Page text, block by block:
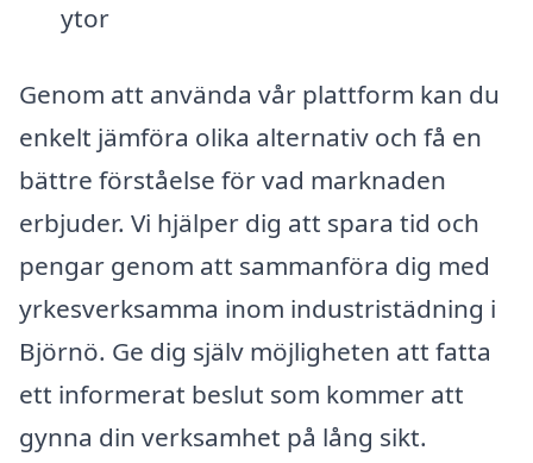
ytor
Genom att använda vår plattform kan du
enkelt jämföra olika alternativ och få en
bättre förståelse för vad marknaden
erbjuder. Vi hjälper dig att spara tid och
pengar genom att sammanföra dig med
yrkesverksamma inom industristädning i
Björnö. Ge dig själv möjligheten att fatta
ett informerat beslut som kommer att
gynna din verksamhet på lång sikt.